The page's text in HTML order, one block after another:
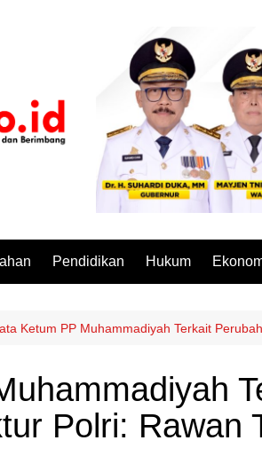
Pendidikan Hukum
Ketum PP Muhammadiyah Terkait
Polri: Rawan